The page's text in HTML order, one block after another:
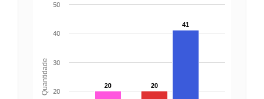
Quantidade 20 20
41
20
30
40
50